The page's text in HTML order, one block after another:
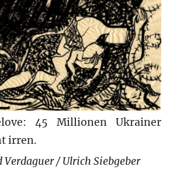
45 Millionen Ukrainer
irren.
Verdaguer / Ulrich Siebgeber